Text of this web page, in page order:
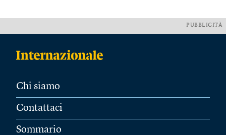
PUBBLICITÀ
Chi siamo
Contattaci
Sommario